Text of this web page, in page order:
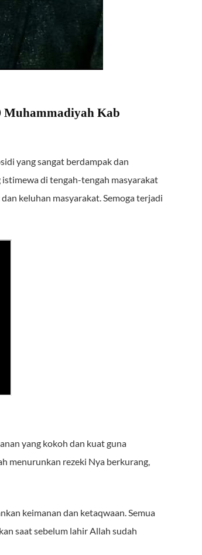
Muhammadiyah Kab
yang sangat berdampak dan
di tengah-tengah masyarakat
keluhan masyarakat. Semoga terjadi
yang kokoh dan kuat guna
menurunkan rezeki Nya berkurang,
keimanan dan ketaqwaan. Semua
saat sebelum lahir Allah sudah